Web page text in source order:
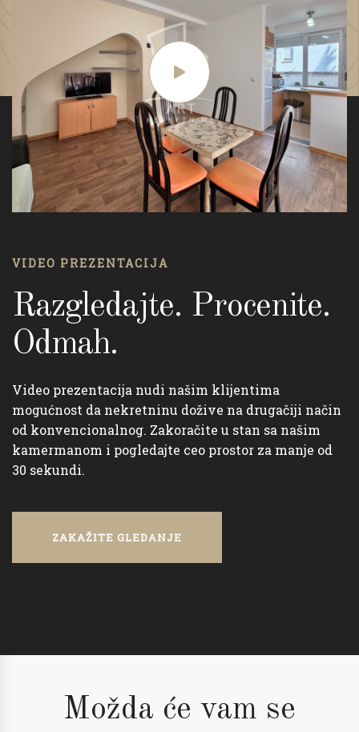
VIDEO PREZENTACIJA
Razgledajte. Procenite.
Odmah.
Video prezentacija nudi našim klijentima
mogućnost da nekretninu dožive na drugačiji način
od konvencionalnog. Zakoračite u stan sa našim
kamermanom i pogledajte ceo prostor za manje od
30 sekundi.
ZAKAŽITE GLEDANJE
Možda će vam se